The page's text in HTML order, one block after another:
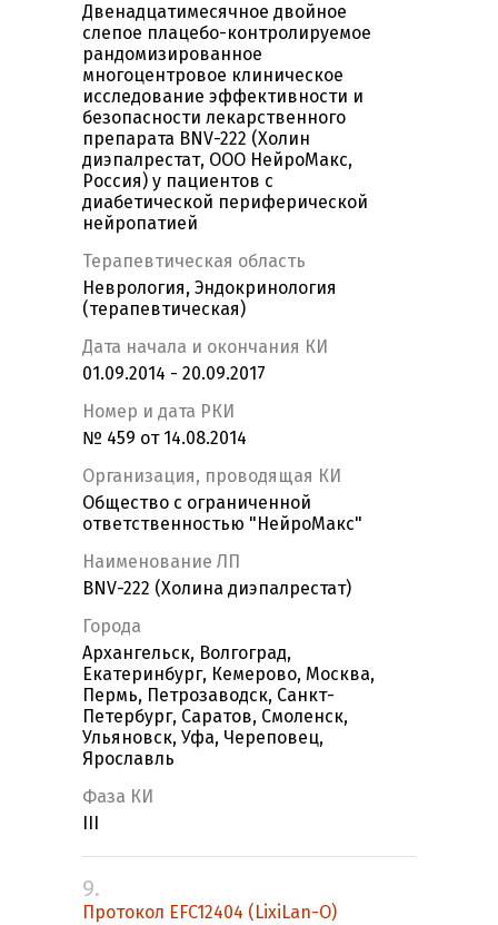
Двенадцатимесячное двойное
слепое плацебо-контролируемое
рандомизированное
многоцентровое клиническое
исследование эффективности и
безопасности лекарственного
препарата BNV-222 (Холин
диэпалрестат, ООО НейроМакс,
Россия) у пациентов с
диабетической периферической
нейропатией
Терапевтическая область
Неврология, Эндокринология
(терапевтическая)
Дата начала и окончания КИ
01.09.2014 - 20.09.2017
Номер и дата РКИ
№ 459 от 14.08.2014
Организация, проводящая КИ
Общество с ограниченной
ответственностью "НейроМакс"
Наименование ЛП
BNV-222 (Холина диэпалрестат)
Города
Архангельск, Волгоград,
Екатеринбург, Кемерово, Москва,
Пермь, Петрозаводск, Санкт-
Петербург, Саратов, Смоленск,
Ульяновск, Уфа, Череповец,
Ярославль
Фаза КИ
9.
Протокол EFC12404 (LixiLan-O)